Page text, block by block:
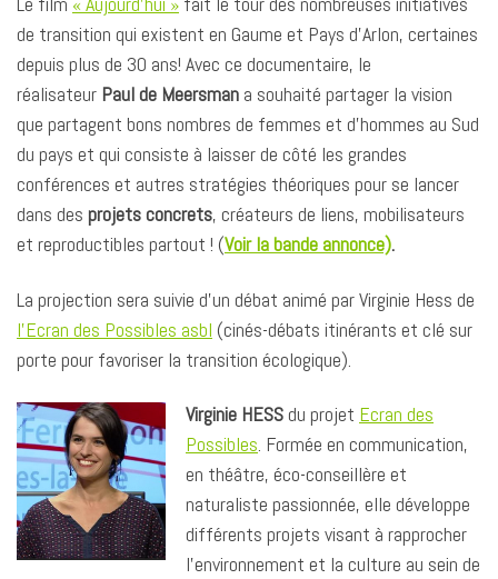
de transition qui existent en Gaume et Pays d’Arlon, certaines
depuis plus de 30 ans! Avec ce documentaire, le
réalisateur Paul de Meersman a souhaité partager la vision
que partagent bons nombres de femmes et d’hommes au Sud
du pays et qui consiste à laisser de côté les grandes
conférences et autres stratégies théoriques pour se lancer
dans des projets concrets, créateurs de liens, mobilisateurs
et reproductibles partout ! (Voir la bande annonce).
La projection sera suivie d’un débat animé par Virginie Hess de
l’Ecran des Possibles asbl (cinés-débats itinérants et clé sur
porte pour favoriser la transition écologique).
Virginie HESSdu projet Ecran des
Possibles. Formée en communication,
en théâtre, éco-conseillère et
naturaliste passionnée, elle développe
différents projets visant à rapprocher
l’environnement et la culture au sein de